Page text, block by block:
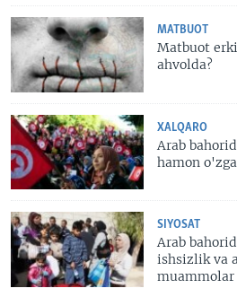
MATBUOT
Matbuot
ahvolda?
XALQARO
Arab
hamon
SIYOSAT
Arab
ishsizlik va
muammolar